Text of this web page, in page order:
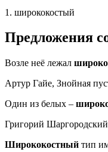
1. ширококостый
Предложения
Возле неё лежал
Артур Гайе, Знойная
Один из белых –
Григорий
Ширококостный тип